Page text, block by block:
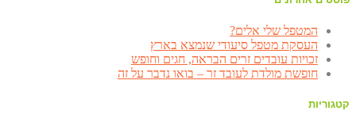
המטפל שלי אלים?
העסקת מטפל סיעודי שנמצא בארץ
זכויות עובדים זרים הבראה, חגים וחופש
חופשת מולדת לעובד זר – בואו נדבר על זה
קטגוריות